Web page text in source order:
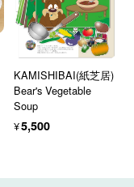
KAMISHIBAI(紙芝居)
Bear's Vegetable
Soup
¥5,500